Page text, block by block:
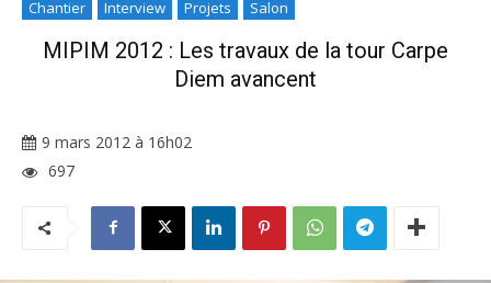
Chantier Interview Projets Salon
MIPIM 2012 : Les travaux de la tour Carpe
Diem avancent
9 mars 2012 à 16h02
697